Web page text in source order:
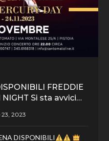
FREDDIE
NIGHT Si sta avvici…
DISPONIBILI